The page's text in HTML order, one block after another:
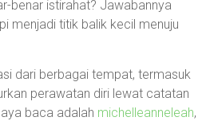
benar istirahat? Jawabannya
menjadi titik balik kecil menuju
dari berbagai tempat, termasuk
perawatan diri lewat catatan
baca adalah michelleanneleah,